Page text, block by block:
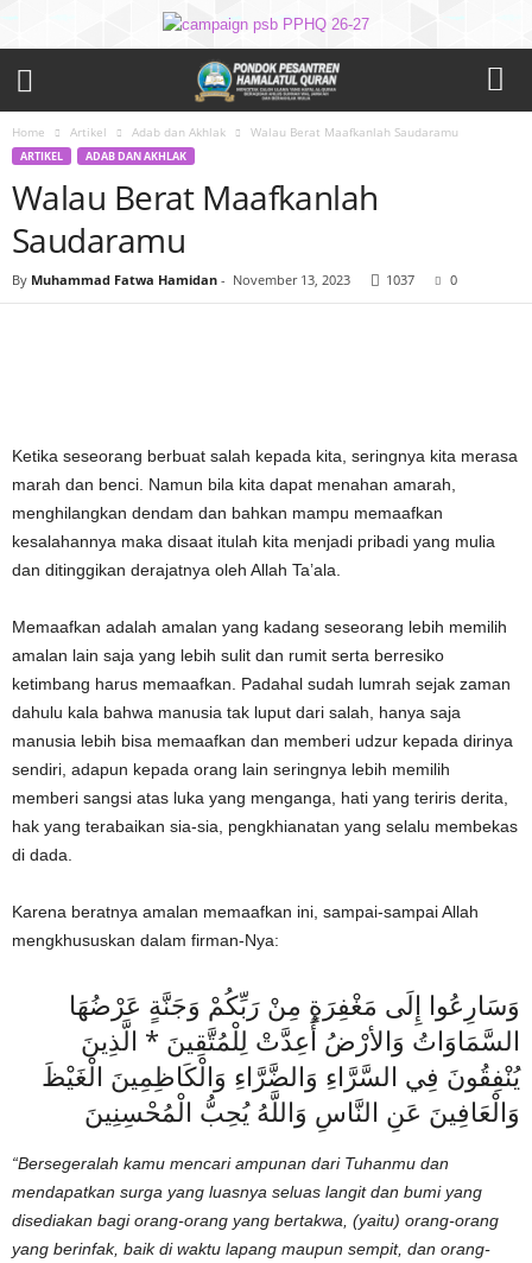
Home Artikel Adab dan Akhlak Walau Berat Maafkanlah Saudaramu
ARTIKEL ADAB DAN AKHLAK
Walau Berat Maafkanlah
Saudaramu
By Muhammad Fatwa Hamidan - November 13, 2023 1037 0
Ketika seseorang berbuat salah kepada kita, seringnya kita merasa
marah dan benci. Namun bila kita dapat menahan amarah,
menghilangkan dendam dan bahkan mampu memaafkan
kesalahannya maka disaat itulah kita menjadi pribadi yang mulia
dan ditinggikan derajatnya oleh Allah Ta’ala.
Memaafkan adalah amalan yang kadang seseorang lebih memilih
amalan lain saja yang lebih sulit dan rumit serta berresiko
ketimbang harus memaafkan. Padahal sudah lumrah sejak zaman
dahulu kala bahwa manusia tak luput dari salah, hanya saja
manusia lebih bisa memaafkan dan memberi udzur kepada dirinya
sendiri, adapun kepada orang lain seringnya lebih memilih
memberi sangsi atas luka yang menganga, hati yang teriris derita,
hak yang terabaikan sia-sia, pengkhianatan yang selalu membekas
di dada.
Karena beratnya amalan memaafkan ini, sampai-sampai Allah
mengkhususkan dalam firman-Nya:
وَسَارِعُوا إِلَى مَغْفِرَةٍ مِنْ رَبِّكُمْ وَجَنَّةٍ عَرْضُهَا
السَّمَاوَاتُ وَالأرْضُ أُعِدَّتْ لِلْمُتَّقِينَ * الَّذِينَ
يُنْفِقُونَ فِي السَّرَّاءِ وَالضَّرَّاءِ وَالْكَاظِمِينَ الْغَيْظَ
وَالْعَافِينَ عَنِ النَّاسِ وَاللَّهُ يُحِبُّ الْمُحْسِنِينَ
“Bersegeralah kamu mencari ampunan dari Tuhanmu dan
mendapatkan surga yang luasnya seluas langit dan bumi yang
disediakan bagi orang-orang yang bertakwa, (yaitu) orang-orang
yang berinfak, baik di waktu lapang maupun sempit, dan orang-